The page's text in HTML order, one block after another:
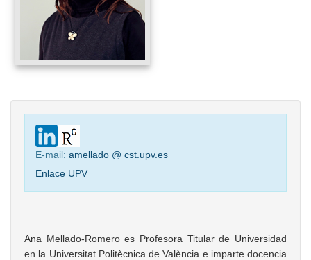
E-mail: amellado @ cst.upv.es
Enlace UPV
Ana Mellado-Romero es Profesora Titular de Universidad
en la Universitat Politècnica de València e imparte docencia